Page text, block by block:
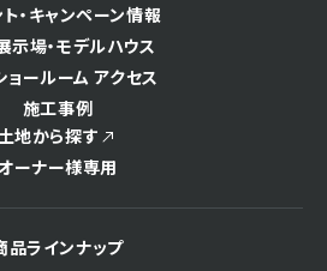
・キャンペーン情報
示場・モデルハウス
ョールーム アクセス
施工事例
地から探す
ーナー様専用
品ラインナップ